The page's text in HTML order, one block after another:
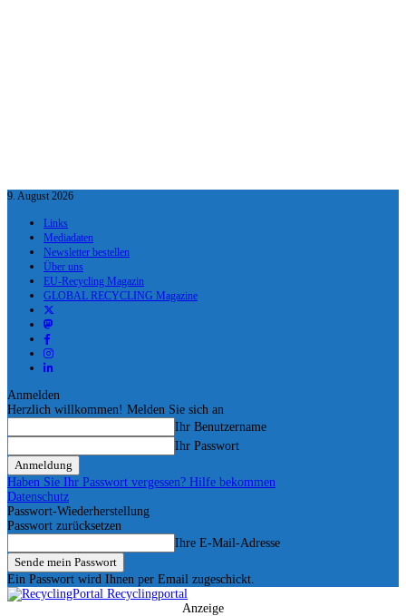
9. August 2026
Links
Mediadaten
Newsletter bestellen
Über uns
EU-Recycling Magazin
GLOBAL RECYCLING Magazine
Anmelden
Herzlich willkommen! Melden Sie sich an
Ihr Benutzername
Ihr Passwort
Haben Sie Ihr Passwort vergessen? Hilfe bekommen
Datenschutz
Passwort-Wiederherstellung
Passwort zurücksetzen
Ihre E-Mail-Adresse
Ein Passwort wird Ihnen per Email zugeschickt.
Recyclingportal
Anzeige